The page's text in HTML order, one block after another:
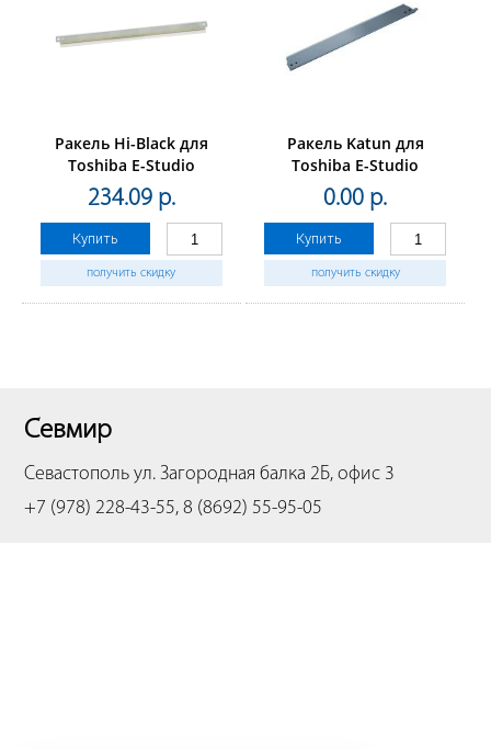
Ракель Hi-Black для
Toshiba E-Studio
163/230/280
234.09 р.
Купить
получить скидку
Ракель Katun для
Toshiba E-Studio
163/203/230L/232
(BL2320D)
0.00 р.
Купить
получить скидку
Севмир
Севастополь ул. Загородная балка 2Б, офис 3
+7 (978) 228-43-55, 8 (8692) 55-95-05